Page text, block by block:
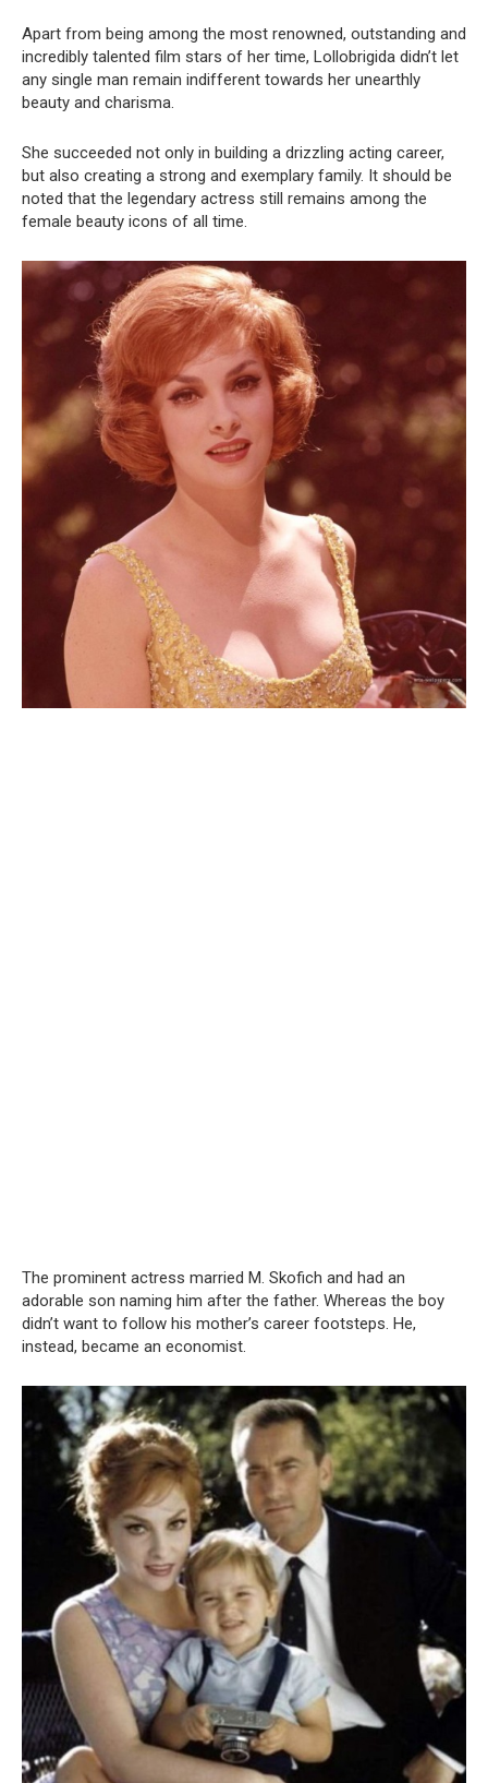
Apart from being among the most renowned, outstanding and
incredibly talented film stars of her time, Lollobrigida didn’t let
any single man remain indifferent towards her unearthly
beauty and charisma.
She succeeded not only in building a drizzling acting career,
but also creating a strong and exemplary family. It should be
noted that the legendary actress still remains among the
female beauty icons of all time.
The prominent actress married M. Skofich and had an
adorable son naming him after the father. Whereas the boy
didn’t want to follow his mother’s career footsteps. He,
instead, became an economist.